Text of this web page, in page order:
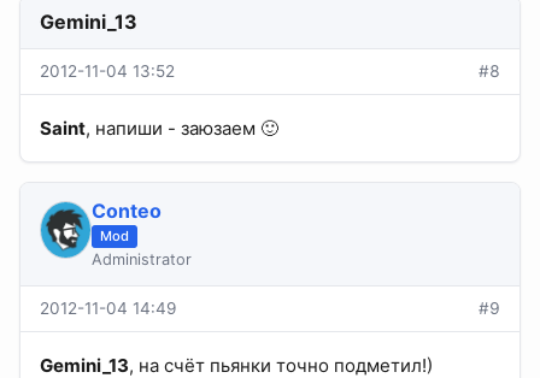
Gemini_13
2012-11-04 13:52 #8
Saint, напиши - заюзаем 🙂
Conteo
Mod
Administrator
2012-11-04 14:49 #9
Gemini_13, на счёт пьянки точно подметил!)